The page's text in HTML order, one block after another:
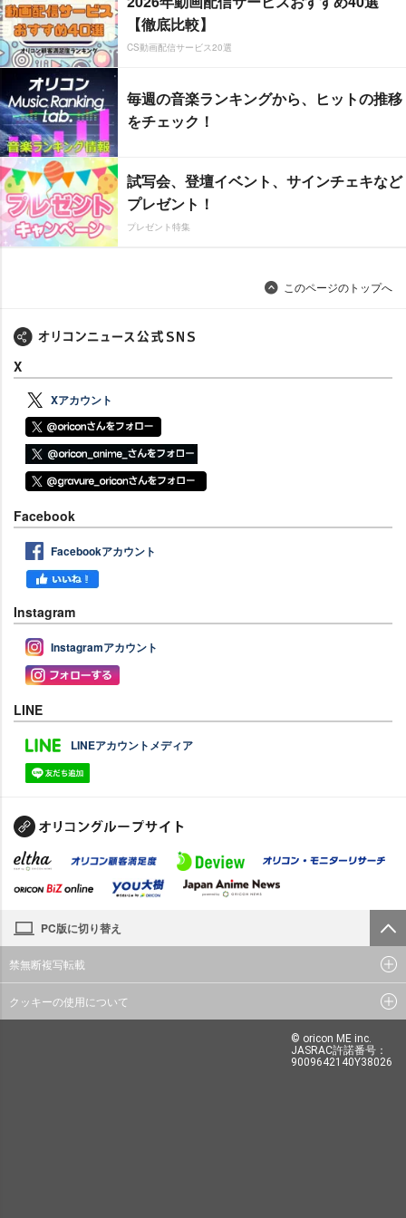
【徹底比較】
CS動画配信サービス20選
毎週の音楽ランキングから、ヒットの推移
をチェック！
試写会、登壇イベント、サインチェキなど
プレゼント！
プレゼント特集
このページのトップへ
X
Xアカウント
Facebook
Facebookアカウント
Instagram
Instagramアカウント
LINE
LINEアカウントメディア
PC版に切り替え
禁無断複写転載
クッキーの使用について
© oricon ME inc.
JASRAC許諾番号：
9009642140Y38026